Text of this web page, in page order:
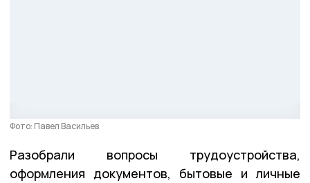
Фото: Павел Васильев
Разобрали вопросы трудоустройства,
оформления документов, бытовые и личные